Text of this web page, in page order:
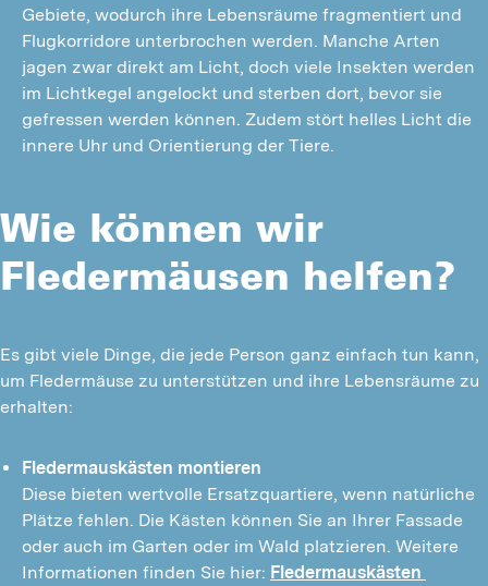
Gebiete, wodurch ihre Lebensräume fragmentiert und
Flugkorridore unterbrochen werden. Manche Arten
jagen zwar direkt am Licht, doch viele Insekten werden
im Lichtkegel angelockt und sterben dort, bevor sie
gefressen werden können. Zudem stört helles Licht die
innere Uhr und Orientierung der Tiere.
Wie können wir
Fledermäusen helfen?
Es gibt viele Dinge, die jede Person ganz einfach tun kann,
um Fledermäuse zu unterstützen und ihre Lebensräume zu
erhalten:
Fledermauskästen montieren
Diese bieten wertvolle Ersatzquartiere, wenn natürliche
Plätze fehlen. Die Kästen können Sie an Ihrer Fassade
oder auch im Garten oder im Wald platzieren. Weitere
Informationen finden Sie hier: Fledermauskästen